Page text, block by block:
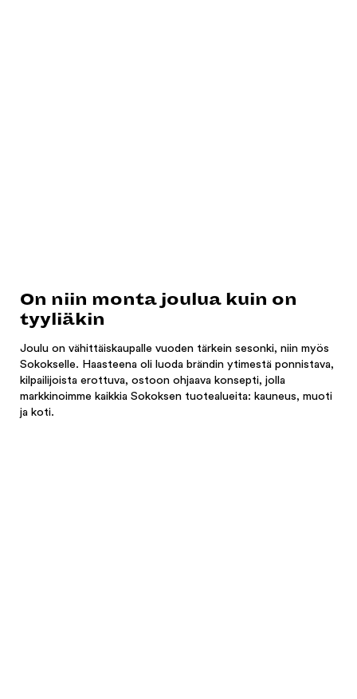
On niin monta joulua kuin on
tyyliäkin
Joulu on vähittäiskaupalle vuoden tärkein sesonki, niin myös
Sokokselle. Haasteena oli luoda brändin ytimestä ponnistava,
kilpailijoista erottuva, ostoon ohjaava konsepti, jolla
markkinoimme kaikkia Sokoksen tuotealueita: kauneus, muoti
ja koti.